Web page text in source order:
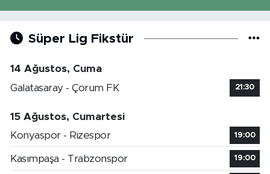
Süper Lig Fikstür
14 Ağustos, Cuma
Galatasaray - Çorum FK
21:30
15 Ağustos, Cumartesi
Konyaspor - Rizespor
19:00
Kasımpaşa - Trabzonspor 19:00